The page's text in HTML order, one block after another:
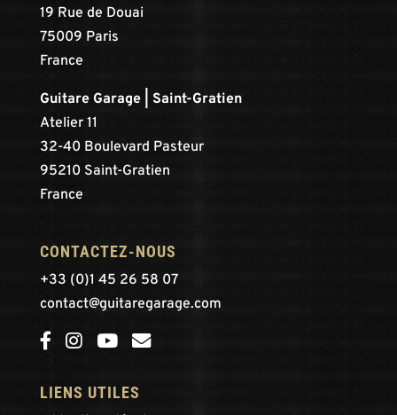
19 Rue de Douai
75009 Paris
France
Guitare Garage | Saint-Gratien
Atelier 11
32-40 Boulevard Pasteur
95210 Saint-Gratien
France
CONTACTEZ-NOUS
+33 (0)1 45 26 58 07
contact@guitaregarage.com
LIENS UTILES